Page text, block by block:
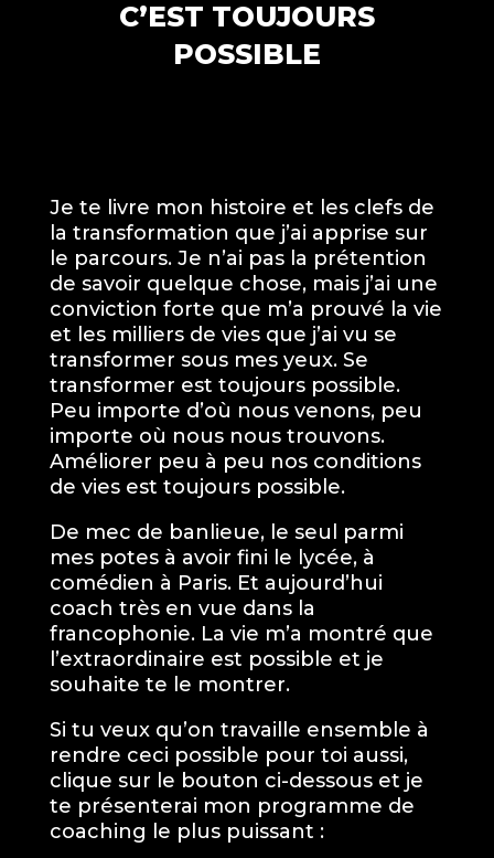
C’EST TOUJOURS
POSSIBLE
Je te livre mon histoire et les clefs de
la transformation que j’ai apprise sur
le parcours. Je n’ai pas la prétention
de savoir quelque chose, mais j’ai une
conviction forte que m’a prouvé la vie
et les milliers de vies que j’ai vu se
transformer sous mes yeux. Se
transformer est toujours possible.
Peu importe d’où nous venons, peu
importe où nous nous trouvons.
Améliorer peu à peu nos conditions
de vies est toujours possible.
De mec de banlieue, le seul parmi
mes potes à avoir fini le lycée, à
comédien à Paris. Et aujourd’hui
coach très en vue dans la
francophonie. La vie m’a montré que
l’extraordinaire est possible et je
souhaite te le montrer.
Si tu veux qu’on travaille ensemble à
rendre ceci possible pour toi aussi,
clique sur le bouton ci-dessous et je
te présenterai mon programme de
coaching le plus puissant :